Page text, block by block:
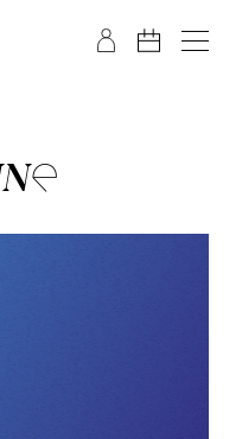
Footer springen